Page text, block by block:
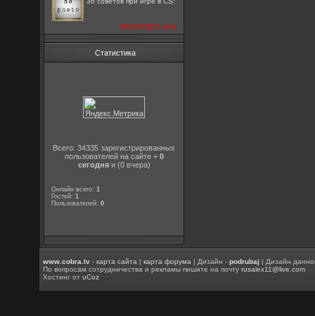
посмотреть все
Статистика
Всего: 34335 зарегистрированных
пользователей на сайте + 0
сегодняи (0 вчера)
Онлайн всего:1
Гостей:1
Пользователей:0
www.cobra.lv -карта сайта |карта форума | Дизайн -podrubaj | Дизайн
По вопросам сотрудничества и рекламы пишите на почтуrusalex11@live.com
Хостинг отuCoz